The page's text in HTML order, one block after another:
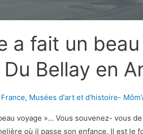
a fait un
Bellay en
France, Musées d'art et d'histoire-
voyage »… Vous souvenez- vous
où il passe son enfance. Il est le